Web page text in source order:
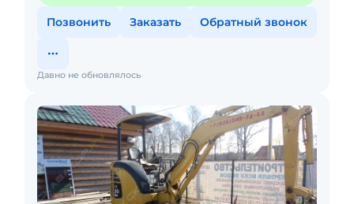
Позвонить Заказать Обратный звонок
Давно не обновлялось